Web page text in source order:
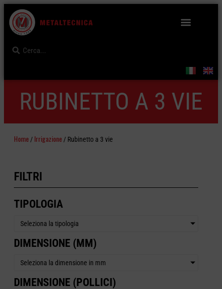
RUBINETTO A 3 VIE
Home / Irrigazione / Rubinetto a 3 vie
FILTRI
TIPOLOGIA
Seleziona la tipologia
DIMENSIONE (MM)
Seleziona la dimensione in mm
DIMENSIONE (POLLICI)